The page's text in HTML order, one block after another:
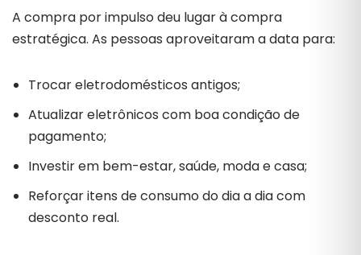
A compra por impulso deu lugar à compra
estratégica. As pessoas aproveitaram a data para:
Trocar eletrodomésticos antigos;
Atualizar eletrônicos com boa condição de
pagamento;
Investir em bem-estar, saúde, moda e casa;
Reforçar itens de consumo do dia a dia com
desconto real.